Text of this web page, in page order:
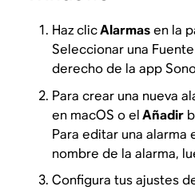
Haz clicAlarmasen la
Seleccionar una
derecho de la app
Para crear una nueva
en macOS o elAñadir
Para editar una alarma
nombre de la alarma,
Configura tus ajustes